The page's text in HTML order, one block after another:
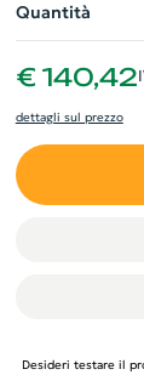
Quantità
€ 140,42
dettagli sul prezzo
Desideri testare il